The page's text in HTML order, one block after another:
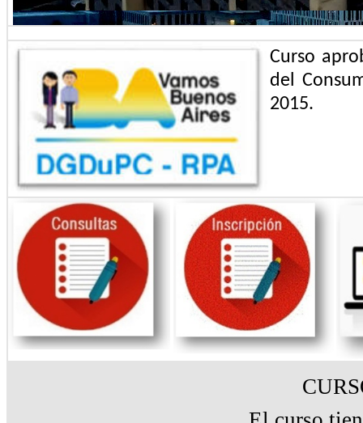
Curso
del
2015.